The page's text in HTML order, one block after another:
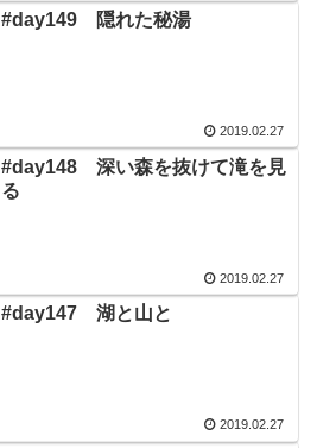
#day149 隠れた秘湯
2019.02.27
#day148 深い森を抜けて滝を見
る
2019.02.27
#day147 湖と山と
2019.02.27